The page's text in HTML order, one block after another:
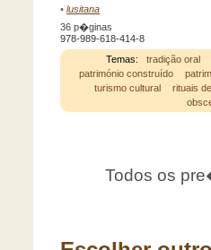
• lusitana
36 p�ginas
978-989-618-414-8
Temas:
tradição oral
património construído
turismo cultural
rituais
Todos os